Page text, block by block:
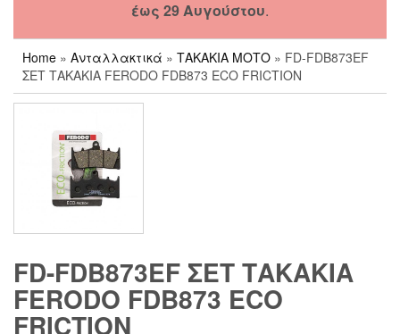
έως 29 Αυγούστου.
Home » Ανταλλακτικά » ΤΑΚΑΚΙΑ ΜΟΤΟ » FD-FDB873EF
ΣΕΤ ΤΑΚΑΚΙΑ FERODO FDB873 ECO FRICTION
FD-FDB873EF ΣΕΤ ΤΑΚΑΚΙΑ
FERODO FDB873 ECO
FRICTION